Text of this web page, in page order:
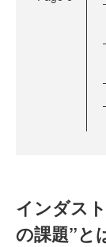
インダス
の課題”と